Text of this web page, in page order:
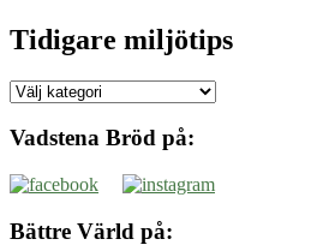
Tidigare miljötips
Tidigare
Vadstena Bröd på:
Bättre Värld på: